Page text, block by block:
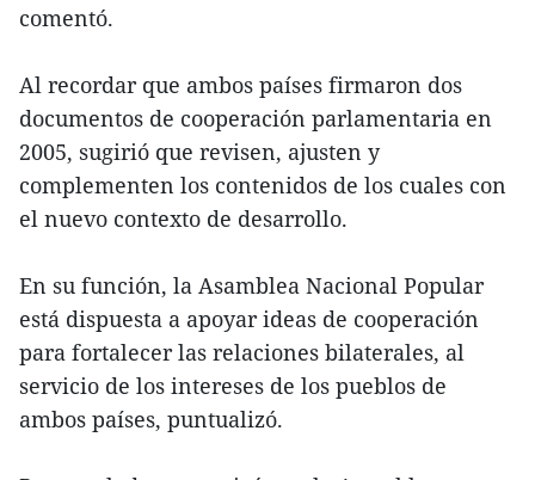
comentó.
Al recordar que ambos países firmaron dos
documentos de cooperación parlamentaria en
2005, sugirió que revisen, ajusten y
complementen los contenidos de los cuales con
el nuevo contexto de desarrollo.
En su función, la Asamblea Nacional Popular
está dispuesta a apoyar ideas de cooperación
para fortalecer las relaciones bilaterales, al
servicio de los intereses de los pueblos de
ambos países, puntualizó.